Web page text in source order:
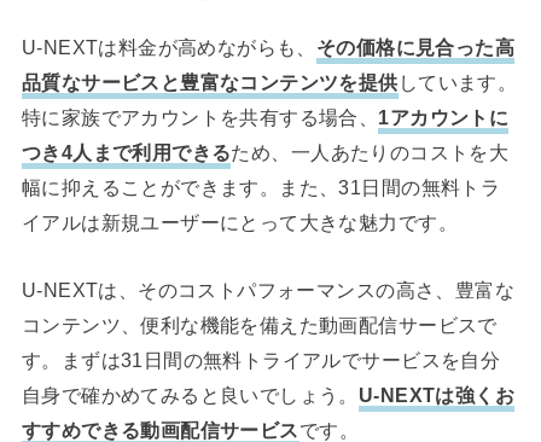
U-NEXTは料金が高めながらも、 その価格に見合った高
品質なサービスと豊富なコンテンツを提供 しています。
特に家族でアカウントを共有する場合、 1アカウントに
つき4人まで利用できるため、一人あたりのコストを大
幅に抑えることができます。また、31日間の無料トラ
イアルは新規ユーザーにとって大きな魅力です。
U-NEXTは、そのコストパフォーマンスの高さ、豊富な
コンテンツ、便利な機能を備えた動画配信サービスで
す。まずは31日間の無料トライアルでサービスを自分
自身で確かめてみると良いでしょう。 U-NEXTは強くお
すすめできる動画配信サービスです。